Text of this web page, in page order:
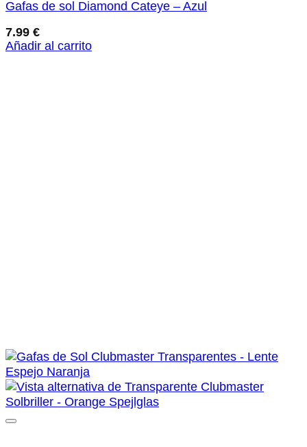
Gafas de sol Diamond Cateye – Azul
7.99 €
Añadir al carrito